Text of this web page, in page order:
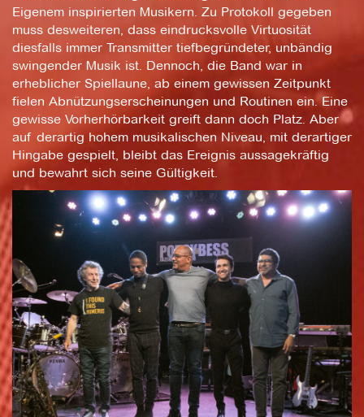
Eigenem inspirierten Musikern. Zu Protokoll gegeben
muss desweiteren, dass eindrucksvolle Virtuosität
diesfalls immer Transmitter tiefbegründeter, unbändig
swingender Musik ist. Dennoch, die Band war in
erheblicher Spiellaune, ab einem gewissen Zeitpunkt
fielen Abnützungserscheinungen und Routinen ein. Eine
gewisse Vorherhörbarkeit greift dann doch Platz. Aber
auf derartig hohem musikalischen Niveau, mit derartiger
Hingabe gespielt, bleibt das Ereignis aussagekräftig
und bewahrt sich seine Gültigkeit.